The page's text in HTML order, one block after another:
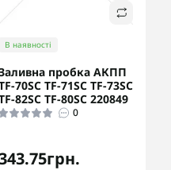
В наявності
пробка АКПП
70SC TF-71SC TF-73SC
82SC TF-80SC 220849
0